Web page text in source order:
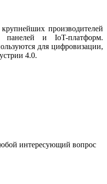
производителей
панелей и IoT-платформ.
для цифровизации,
4.0.
интересующий вопрос